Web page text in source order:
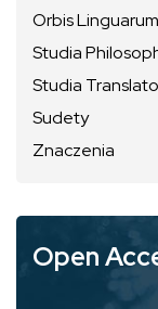
Orbis Linguarum
Studia
Studia
Sudety
Znaczenia
Open